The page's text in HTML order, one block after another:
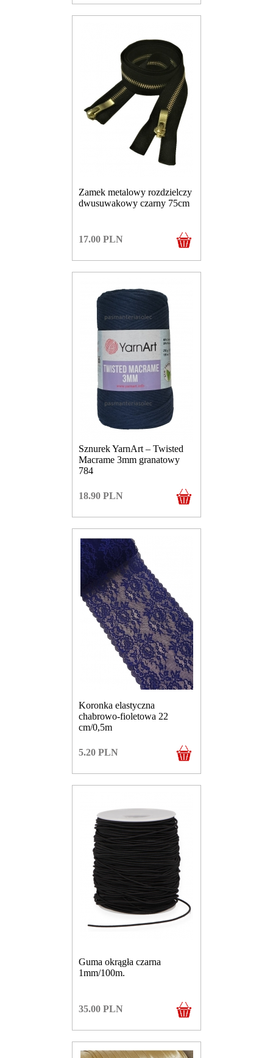
Zamek metalowy rozdzielczy
dwusuwakowy czarny 75cm
17.00 PLN
Sznurek YarnArt – Twisted
Macrame 3mm granatowy
784
18.90 PLN
Koronka elastyczna
chabrowo-fioletowa 22
cm/0,5m
5.20 PLN
Guma okrągła czarna
1mm/100m.
35.00 PLN